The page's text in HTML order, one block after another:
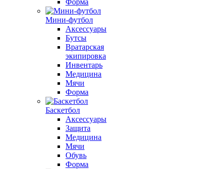
Форма
Мини-футбол
Аксессуары
Бутсы
Вратарская
экипировка
Инвентарь
Медицина
Мячи
Форма
Баскетбол
Аксессуары
Защита
Медицина
Мячи
Обувь
Форма